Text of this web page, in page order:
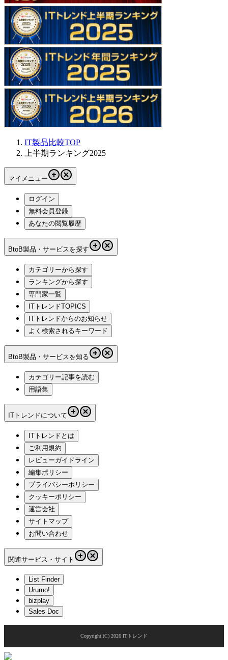
IT製品比較TOP
上半期ランキング2025
マイメニュー
ログイン
無料会員登録
あなたの閲覧履歴
BtoB製品・サービスを探す
カテゴリーから探す
ランキングから探す
専門家一覧
ITトレンドTOPICS
ITトレンドからのお知らせ
よく検索されるキーワード
BtoB製品・サービスを知る
カテゴリー記事を読む
用語集
ITトレンドについて
ITトレンドとは
ご利用規約
レビューガイドライン
編集ポリシー
プライバシーポリシー
クッキーポリシー
運営会社
サイトマップ
お問い合わせ
関連サービス・サイト
List Finder
Urumo!
bizplay
Sales Doc
Copyright (C) 2026 ITトレンド